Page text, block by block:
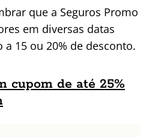
que a Seguros Promo
em diversas datas
a 15 ou 20% de desconto.
cupom de até 25%